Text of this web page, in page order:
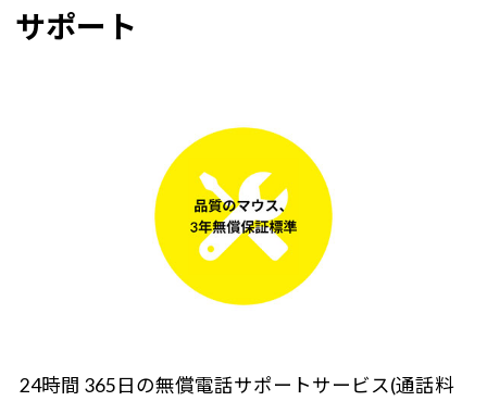
サポート
24時間 365日の無償電話サポートサービス(通話料